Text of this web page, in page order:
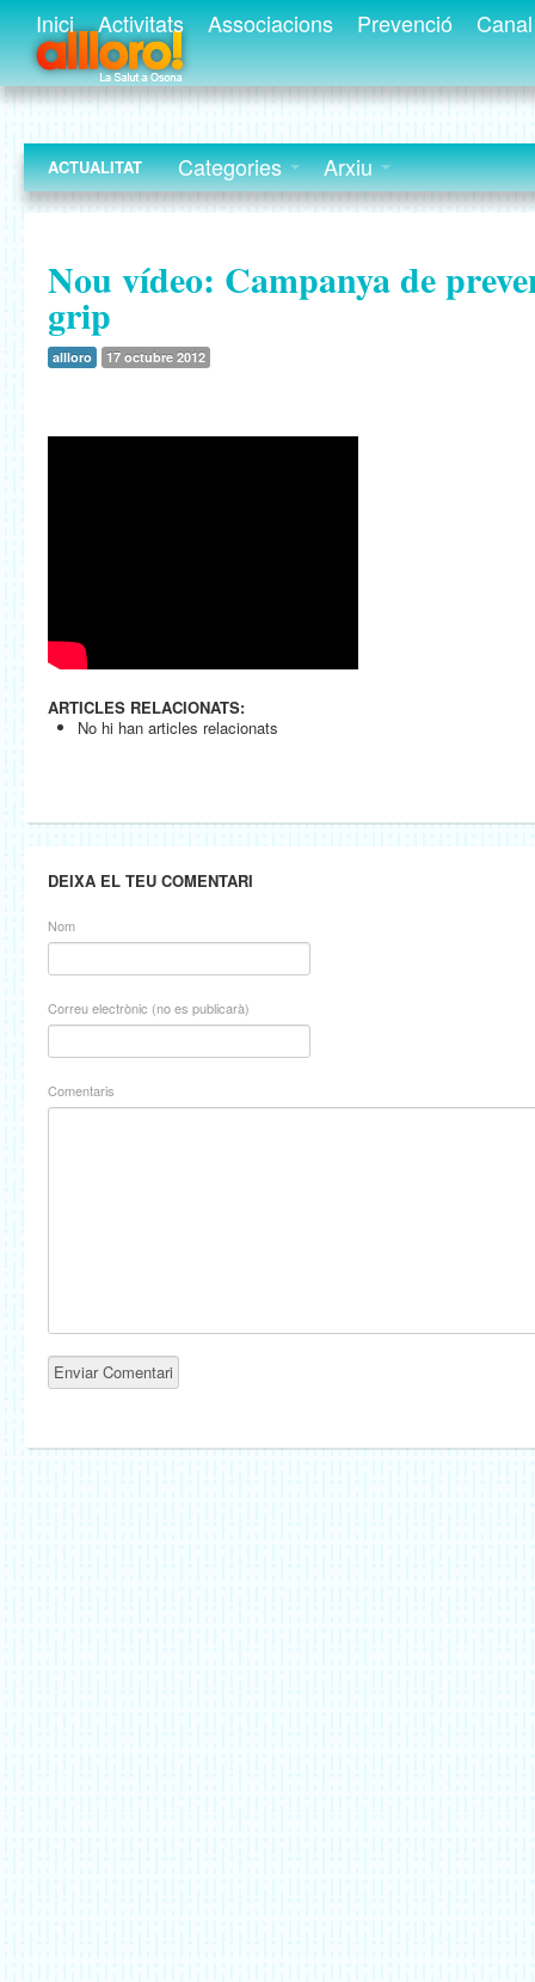
Inici Activitats Associacions Prevenció
ACTUALITAT Categories Arxiu
Nou vídeo: Campanya de
grip
allloro 17 octubre 2012
ARTICLES RELACIONATS:
No hi han articles relacionats
DEIXA EL TEU COMENTARI
Nom
Correu electrònic (no es publicarà)
Comentaris